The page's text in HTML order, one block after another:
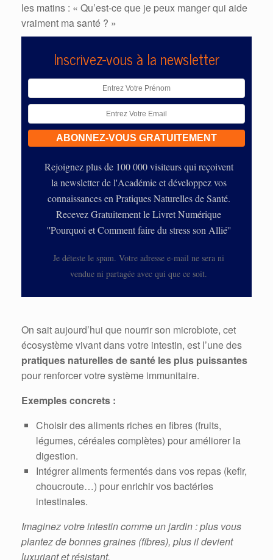
les matins : « Qu’est-ce que je peux manger qui aide
vraiment ma santé ? »
Inscrivez-vous à la newsletter
Rejoignez plus de 100 000 visiteurs qui reçoivent
la newsletter de l'Académie et développez vos
connaissances en Pratiques Naturelles de Santé.
Recevez Gratuitement le Livret Numérique
''Pourquoi et Comment faire du stress son Allié''
Je déteste le spam. Votre adresse e-mail ne sera ni
vendue ni partagée avec qui que ce soit.
On sait aujourd’hui que nourrir son microbiote, cet
écosystème vivant dans votre intestin, est l’une des
pratiques naturelles de santé les plus puissantes
pour renforcer votre système immunitaire.
Exemples concrets :
Choisir des aliments riches en fibres (fruits,
légumes, céréales complètes) pour améliorer la
digestion.
Intégrer aliments fermentés dans vos repas (kefir,
choucroute…) pour enrichir vos bactéries
intestinales.
Imaginez votre intestin comme un jardin : plus vous
plantez de bonnes graines (fibres), plus il devient
luxuriant et résistant.